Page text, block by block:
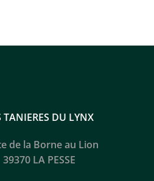
TANIERES DU LYNX
de la Borne au Lion
39370 LA PESSE